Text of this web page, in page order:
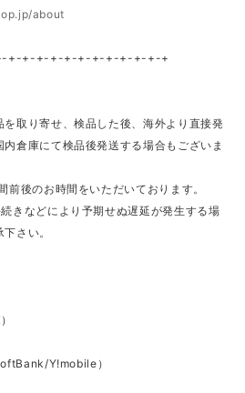
about
+-+-+-+-+-+-+-+-+-+-+-+
取り寄せ、検品した後、海外より直接発
倉庫にて検品後発送する場合もございま
前後のお時間をいただいております。
きなどにより予期せぬ遅延が発生する場
さい。
Y!mobile）